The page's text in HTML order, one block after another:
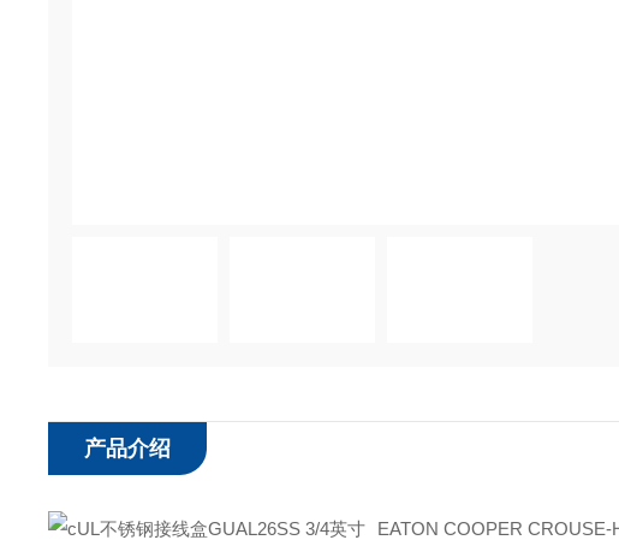
产品介绍
EATON COOPER